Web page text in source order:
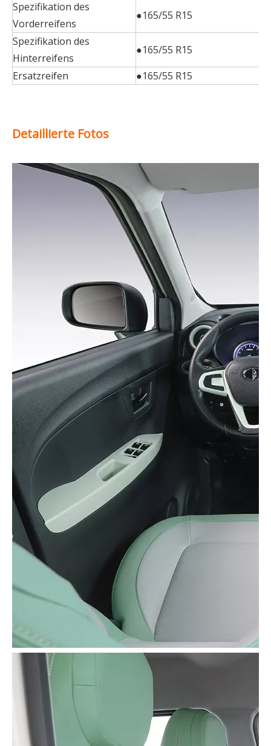
Spezifikation des
Vorderreifens
●165/55 R15
Spezifikation des
Hinterreifens
●165/55 R15
Ersatzreifen
●165/55 R15
Detaillierte Fotos